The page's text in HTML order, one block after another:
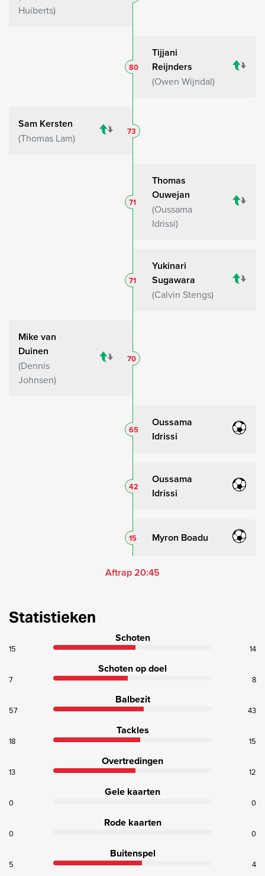
Huiberts
Tijjani
Reijnders
Owen Wijndal
80
Sam Kersten
Thomas Lam
73
Thomas
Ouwejan
Oussama
Idrissi
71
Yukinari
Sugawara
Calvin Stengs
71
Mike van
Duinen
Dennis
Johnsen
70
Oussama
Idrissi
65
Oussama
Idrissi
42
Myron Boadu
15
Aftrap 20:45
Statistieken
Schoten
15 14
Schoten op doel
7 8
Balbezit
57 43
Tackles
18 15
Overtredingen
13 12
Gele kaarten
0 0
Rode kaarten
0 0
Buitenspel
5 4